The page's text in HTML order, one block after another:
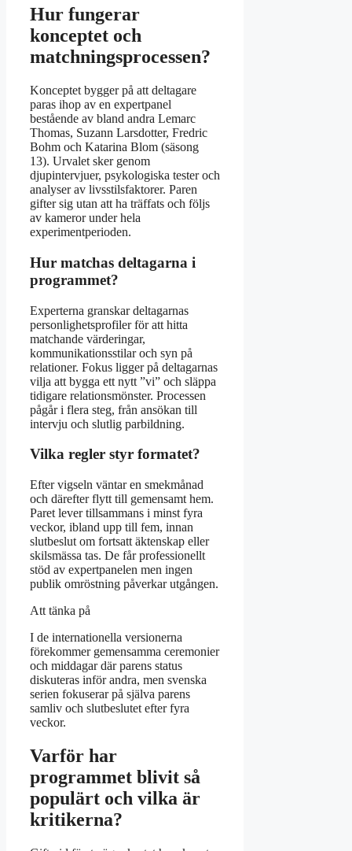
Hur fungerar
konceptet och
matchningsprocessen?
Konceptet bygger på att deltagare
paras ihop av en expertpanel
bestående av bland andra Lemarc
Thomas, Suzann Larsdotter, Fredric
Bohm och Katarina Blom (säsong
13). Urvalet sker genom
djupintervjuer, psykologiska tester och
analyser av livsstilsfaktorer. Paren
gifter sig utan att ha träffats och följs
av kameror under hela
experimentperioden.
Hur matchas deltagarna i
programmet?
Experterna granskar deltagarnas
personlighetsprofiler för att hitta
matchande värderingar,
kommunikationsstilar och syn på
relationer. Fokus ligger på deltagarnas
vilja att bygga ett nytt ”vi” och släppa
tidigare relationsmönster. Processen
pågår i flera steg, från ansökan till
intervju och slutlig parbildning.
Vilka regler styr formatet?
Efter vigseln väntar en smekmånad
och därefter flytt till gemensamt hem.
Paret lever tillsammans i minst fyra
veckor, ibland upp till fem, innan
slutbeslut om fortsatt äktenskap eller
skilsmässa tas. De får professionellt
stöd av expertpanelen men ingen
publik omröstning påverkar utgången.
Att tänka på
I de internationella versionerna
förekommer gemensamma ceremonier
och middagar där parens status
diskuteras inför andra, men svenska
serien fokuserar på själva parens
samliv och slutbeslutet efter fyra
veckor.
Varför har
programmet blivit så
populärt och vilka är
kritikerna?